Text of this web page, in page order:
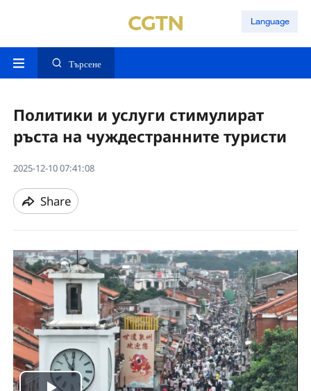
Language
Търсене
Политики и услуги стимулират
ръста на чуждестранните туристи
2025-12-10 07:41:08
Share